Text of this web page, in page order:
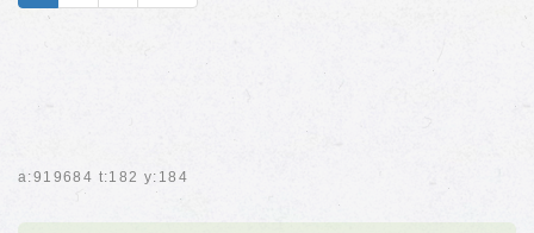
a:919684 t:182 y:184